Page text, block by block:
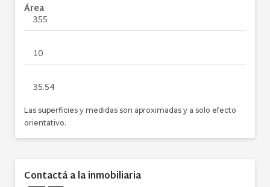
Área
355
10
35.54
Las superficies y medidas son aproximadas y a solo efecto
orientativo.
Contactá a la inmobiliaria